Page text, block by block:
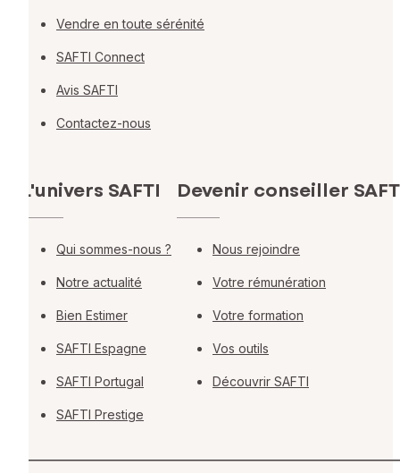
Vendre en toute sérénité
SAFTI Connect
Avis SAFTI
Contactez-nous
L'univers SAFTI
Qui sommes-nous ?
Notre actualité
Bien Estimer
SAFTI Espagne
SAFTI Portugal
SAFTI Prestige
Devenir conseiller
Nous rejoindre
Votre rémunération
Votre formation
Vos outils
Découvrir SAFTI